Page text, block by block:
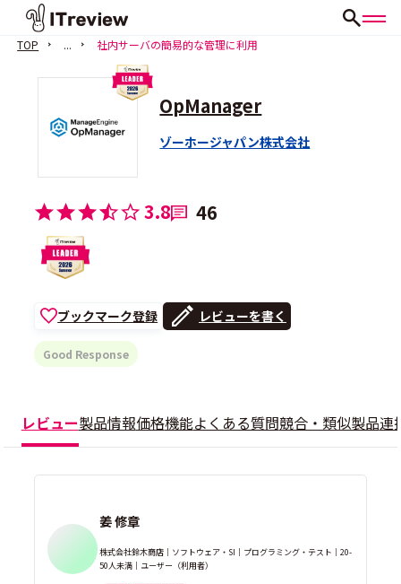
TOP ... 社内サーバの簡易的な管理に利用
OpManager
ゾーホージャパン株式会社
3.8 46
ブックマーク登録 レビューを書く
Good Response
レビュー製品情報価格機能よくある質問競合・類似製品連
姜 修章
株式会社鈴木商店｜ソフトウェア・SI｜プログラミング・テスト｜20-
50人未満｜ユーザー（利用者）